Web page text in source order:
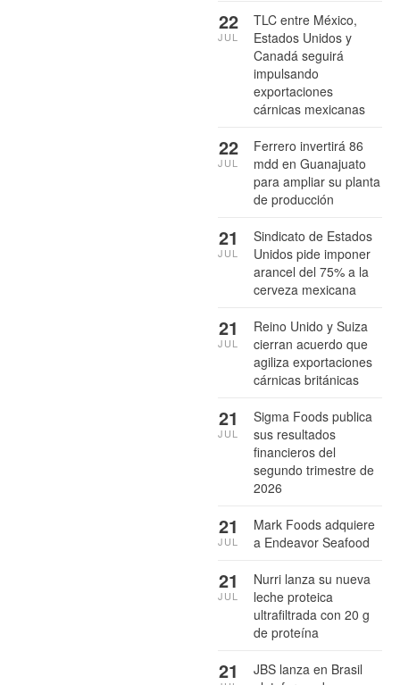
TLC entre México,
Estados Unidos y
Canadá seguirá
impulsando
exportaciones
cárnicas mexicanas
22
JUL
Ferrero invertirá 86
mdd en Guanajuato
para ampliar su planta
de producción
22
JUL
Sindicato de Estados
Unidos pide imponer
arancel del 75% a la
cerveza mexicana
21
JUL
Reino Unido y Suiza
cierran acuerdo que
agiliza exportaciones
cárnicas británicas
21
JUL
Sigma Foods publica
sus resultados
financieros del
segundo trimestre de
2026
21
JUL
Mark Foods adquiere
a Endeavor Seafood
21
JUL
Nurri lanza su nueva
leche proteica
ultrafiltrada con 20 g
de proteína
21
JUL
JBS lanza en Brasil
21